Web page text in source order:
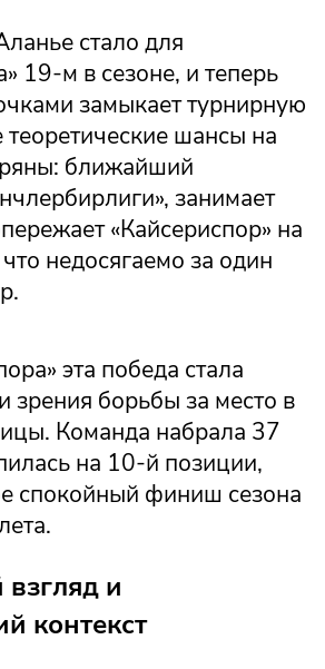
стало для
19-м в сезоне, и теперь
замыкает турнирную
шансы на
ближайший
занимает
«Кайсериспор» на
недосягаемо за один
эта победа стала
зрения борьбы за место в
Команда набрала 37
на 10-й позиции,
спокойный финиш сезона
и
контекст